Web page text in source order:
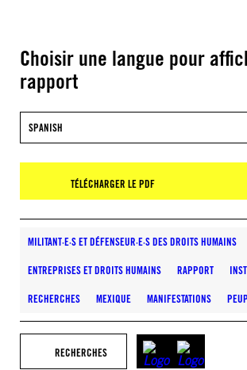
Choisir une langue pour
rapport
SPANISH
TÉLÉCHARGER LE PDF
MILITANT·E·S ET DÉFENSEUR·E·S DES DROITS HUMAINS
ENTREPRISES ET DROITS HUMAINS RAPPORT
RECHERCHES MEXIQUE MANIFESTATIONS
RECHERCHES